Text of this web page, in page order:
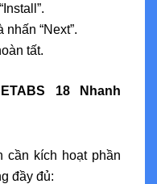
“Next”.
tất.
18 Nhanh
cần kích hoạt phần
đầy đủ: